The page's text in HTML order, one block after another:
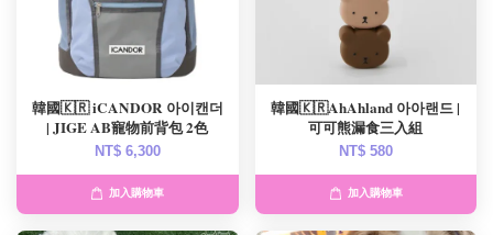
韓國🇰🇷 iCANDOR 아이캔더
| JIGE AB寵物前背包 2色
NT$ 6,300
加入購物車
韓國🇰🇷AhAhland 아아랜드 |
可可熊漏食三入組
NT$ 580
加入購物車